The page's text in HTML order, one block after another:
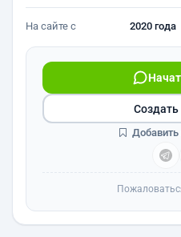
На сайте с 2020 года
Создать
Добавить